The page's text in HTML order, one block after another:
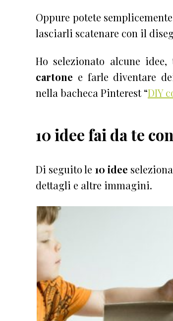
Oppure potete
lasciarli scatenare con il
Ho selezionato alcune
cartone e farle diventare
nella bacheca Pinterest “DIY
10 idee fai da te
Di seguito le 10 idee
dettagli e altre immagini.